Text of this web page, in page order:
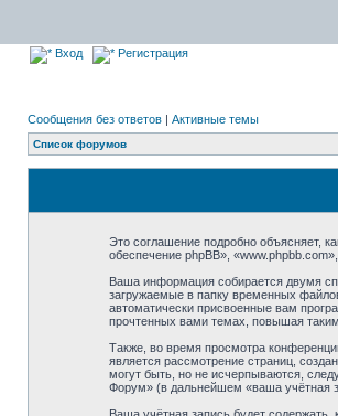
Вход Регистрация
Сообщения без ответов | Активные темы
Список форумов
Это соглашение подробно объясняет,
обеспечение phpBB»,
Ваша информация собирается двумя
загружаемые в папку временных
автоматически присвоенные вам
прочтенных вами темах, повышая
Также, во время просмотра
является рассмотрение страниц,
могут быть, но не исчерпываются,
Форум» (в дальнейшем «ваша учётная